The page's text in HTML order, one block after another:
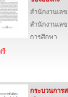
สำนักงานเล
สำนักงานเล
การศึกษา
รี
กระบวนการ